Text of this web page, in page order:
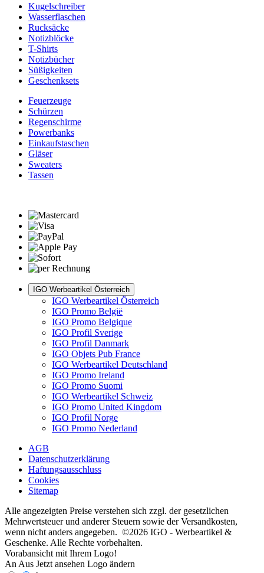
Kugelschreiber
Wasserflaschen
Rucksäcke
Notizblöcke
T-Shirts
Notizbücher
Süßigkeiten
Geschenksets
Feuerzeuge
Schürzen
Regenschirme
Powerbanks
Einkaufstaschen
Gläser
Sweaters
Tassen
IGO Werbeartikel Österreich
IGO Werbeartikel Österreich
IGO Promo België
IGO Promo Belgique
IGO Profil Sverige
IGO Profil Danmark
IGO Objets Pub France
IGO Werbeartikel Deutschland
IGO Promo Ireland
IGO Promo Suomi
IGO Werbeartikel Schweiz
IGO Promo United Kingdom
IGO Profil Norge
IGO Promo Nederland
AGB
Datenschutzerklärung
Haftungsausschluss
Cookies
Sitemap
Alle angezeigten Preise verstehen sich zzgl. der gesetzlichen
Mehrwertsteuer und anderer Steuern sowie der Versandkosten,
wenn nicht anders angegeben. ©2026 IGO - Werbeartikel &
Geschenke. Alle Rechte vorbehalten.
Vorabansicht mit Ihrem Logo!
An Aus Jetzt ansehen Logo ändern